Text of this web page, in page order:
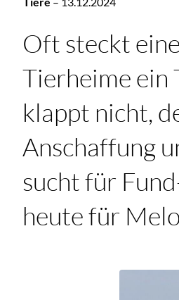
Oft steckt
Tierheime ein
klappt nicht,
Anschaffung
sucht für
heute für